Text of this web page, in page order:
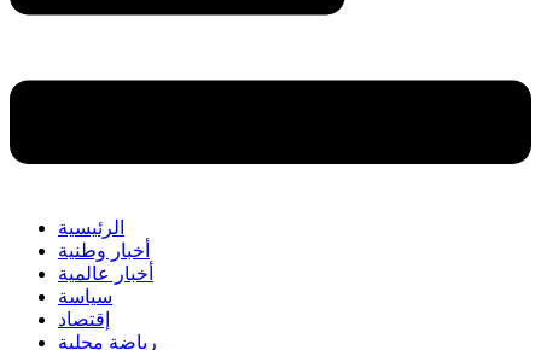
الرئيسية
أخبار وطنية
أخبار عالمية
سياسة
إقتصاد
رياضة محلية